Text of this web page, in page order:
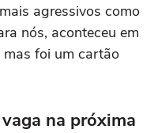
agressivos como
nós, aconteceu em
foi um cartão
na próxima